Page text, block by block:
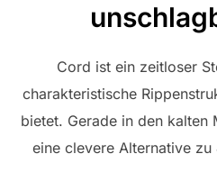
Cord ist ein zeitloser
charakteristische
bietet. Gerade in den kalten
eine clevere Alternative